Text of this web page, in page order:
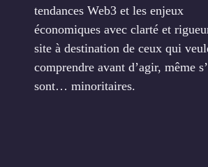
tendances Web3 et les enjeux
économiques avec clarté et
site à destination de ceux qui
comprendre avant d’agir, même
sont… minoritaires.